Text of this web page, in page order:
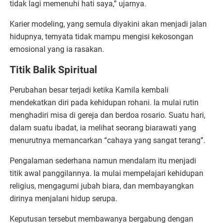
tidak lagi memenuhi hati saya,” ujarnya.
Karier modeling, yang semula diyakini akan menjadi jalan
hidupnya, ternyata tidak mampu mengisi kekosongan
emosional yang ia rasakan.
Titik Balik Spiritual
Perubahan besar terjadi ketika Kamila kembali
mendekatkan diri pada kehidupan rohani. Ia mulai rutin
menghadiri misa di gereja dan berdoa rosario. Suatu hari,
dalam suatu ibadat, ia melihat seorang biarawati yang
menurutnya memancarkan “cahaya yang sangat terang”.
Pengalaman sederhana namun mendalam itu menjadi
titik awal panggilannya. Ia mulai mempelajari kehidupan
religius, mengagumi jubah biara, dan membayangkan
dirinya menjalani hidup serupa.
Keputusan tersebut membawanya bergabung dengan